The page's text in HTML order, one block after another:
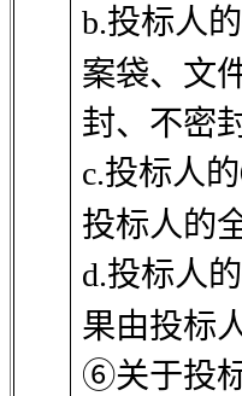
b.投标人的
案袋、文
封、不密
c.投标人的
投标人的
d.投标人的
果由投标
⑥关于投